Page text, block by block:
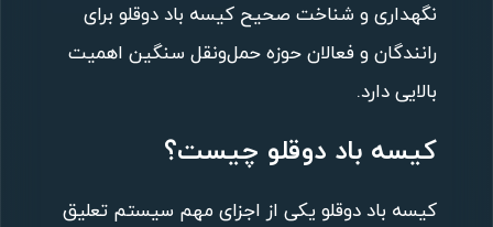
نگهداری و شناخت صحیح کیسه باد دوقلو برای
رانندگان و فعالان حوزه حمل‌ونقل سنگین اهمیت
بالایی دارد.
کیسه باد دوقلو چیست؟
کیسه باد دوقلو یکی از اجزای مهم سیستم تعلیق